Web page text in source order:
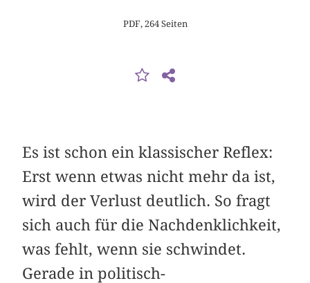
PDF, 264 Seiten
Es ist schon ein klassischer Reflex:
Erst wenn etwas nicht mehr da ist,
wird der Verlust deutlich. So fragt
sich auch für die Nachdenklichkeit,
was fehlt, wenn sie schwindet.
Gerade in politisch-